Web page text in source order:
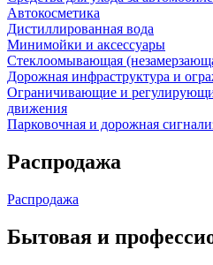
Автокосметика
Дистиллированная вода
Минимойки и аксессуары
Стеклоомывающая
Дорожная инфраструктура и
Ограничивающие и
движения
Парковочная и дорожная
Распродажа
Распродажа
Бытовая и